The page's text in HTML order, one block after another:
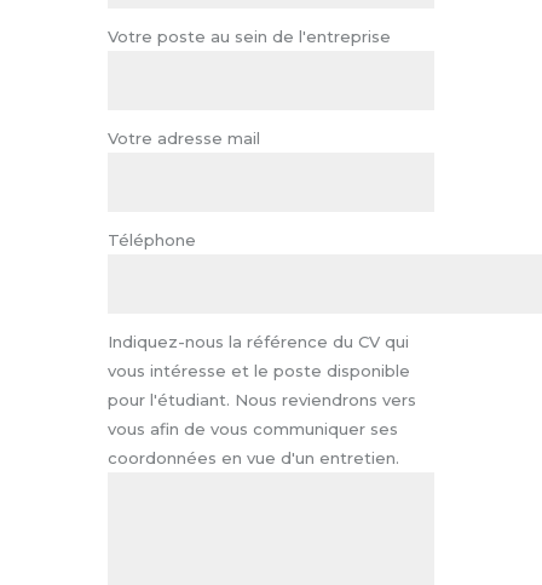
Votre poste au sein de l'entreprise
Votre adresse mail
Téléphone
Indiquez-nous la référence du CV qui
vous intéresse et le poste disponible
pour l'étudiant. Nous reviendrons vers
vous afin de vous communiquer ses
coordonnées en vue d'un entretien.